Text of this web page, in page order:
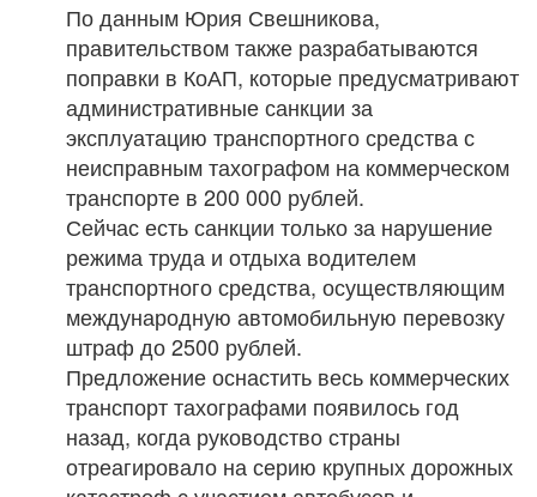
По данным Юрия Свешникова,
правительством также разрабатываются
поправки в КоАП, которые предусматривают
административные санкции за
эксплуатацию транспортного средства с
неисправным тахографом на коммерческом
транспорте в 200 000 рублей.
Сейчас есть санкции только за нарушение
режима труда и отдыха водителем
транспортного средства, осуществляющим
международную автомобильную перевозку
штраф до 2500 рублей.
Предложение оснастить весь коммерческих
транспорт тахографами появилось год
назад, когда руководство страны
отреагировало на серию крупных дорожных